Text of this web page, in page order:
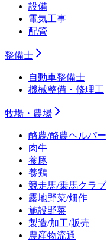
設備
電気工事
配管
整備士
自動車整備士
機械整備・修理工
牧場・農場
酪農/酪農ヘルパー
肉牛
養豚
養鶏
競走馬/乗馬クラブ
露地野菜/畑作
施設野菜
製造/加工/販売
農産物流通